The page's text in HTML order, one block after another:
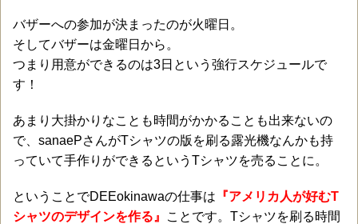
バザーへの参加が決まったのが火曜日。
そしてバザーは金曜日から。
つまり用意ができるのは3日という強行スケジュールで
す！
あまり大掛かりなことも時間がかかることも出来ないの
で、sanaePさんがTシャツの版を刷る露光機なんかも持
っていて手作りができるというTシャツを売ることに。
ということでDEEokinawaの仕事は 『アメリカ人が好むT
シャツのデザインを作る』
ことです。Tシャツを刷る時間